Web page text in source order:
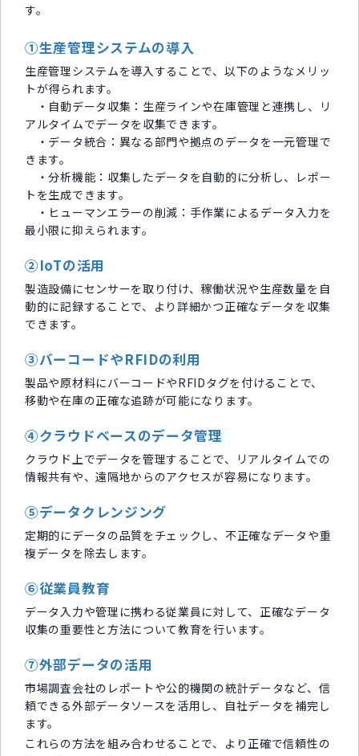
す。
①生産管理システムの導入
生産管理システムを導入することで、以下のようなメリッ
トが得られます。
・自動データ収集：生産ラインや在庫管理と連携し、リ
アルタイムでデータを収集できます。
・データ統合：異なる部門や拠点のデータを一元管理で
きます。
・分析機能：収集したデータを自動的に分析し、レポー
トを生成できます。
・ヒューマンエラーの削減：手作業によるデータ入力を
最小限に抑えられます。
②IoTの活用
製造設備にセンサーを取り付け、稼働状況や生産数量を自
動的に記録することで、より詳細かつ正確なデータを収集
できます。
③バーコードやRFIDの利用
製品や原材料にバーコードやRFIDタグを付けることで、
移動や在庫の正確な追跡が可能になります。
④クラウドベースのデータ管理
クラウド上でデータを管理することで、リアルタイムでの
情報共有や、遠隔地からのアクセスが容易になります。
⑤データクレンジング
定期的にデータの品質をチェックし、不正確なデータや重
複データを除去します。
⑥従業員教育
データ入力や管理に携わる従業員に対して、正確なデータ
収集の重要性と方法について教育を行います。
⑦外部データの活用
市場調査会社のレポートや公的機関の統計データなど、信
頼できる外部データソースを活用し、自社データを補完し
ます。
これらの方法を組み合わせることで、より正確で信頼性の